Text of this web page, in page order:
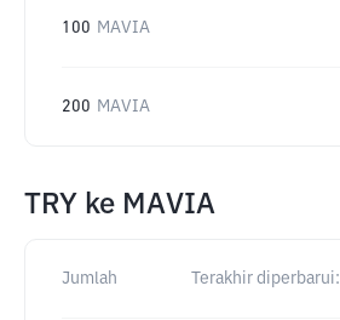
100 MAVIA
200 MAVIA
TRY ke MAVIA
Jumlah Terakhir diperbarui: